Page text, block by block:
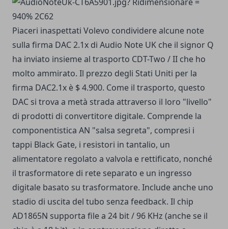
Piaceri inaspettati Volevo condividere alcune note
sulla firma DAC 2.1x di Audio Note UK che il signor Q
ha inviato insieme al trasporto CDT-Two / II che ho
molto ammirato. Il prezzo degli Stati Uniti per la
firma DAC2.1x è $ 4.900. Come il trasporto, questo
DAC si trova a metà strada attraverso il loro "livello"
di prodotti di convertitore digitale. Comprende la
componentistica AN "salsa segreta", compresi i
tappi Black Gate, i resistori in tantalio, un
alimentatore regolato a valvola e rettificato, nonché
il trasformatore di rete separato e un ingresso
digitale basato su trasformatore. Include anche uno
stadio di uscita del tubo senza feedback. Il chip
AD1865N supporta file a 24 bit / 96 KHz (anche se il